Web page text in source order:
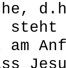
steht
am